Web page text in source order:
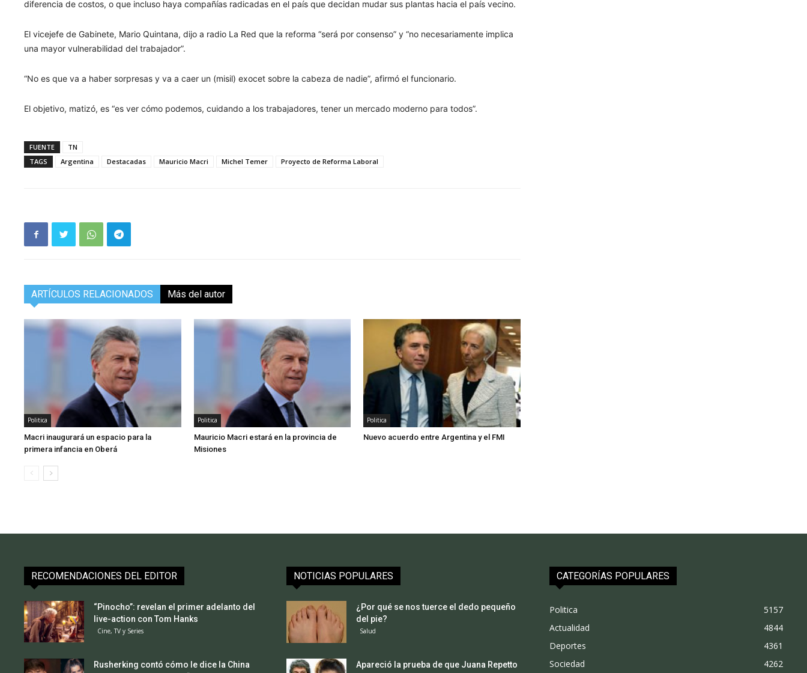
diferencia de costos, o que incluso haya compañías radicadas en el país que decidan mudar sus plantas hacia el país vecino.
El vicejefe de Gabinete, Mario Quintana, dijo a radio La Red que la reforma “será por consenso” y “no necesariamente implica
una mayor vulnerabilidad del trabajador”.
“No es que va a haber sorpresas y va a caer un (misil) exocet sobre la cabeza de nadie”, afirmó el funcionario.
El objetivo, matizó, es “es ver cómo podemos, cuidando a los trabajadores, tener un mercado moderno para todos”.
FUENTE
TN
TAGS
Argentina Destacadas Mauricio Macri Michel Temer Proyecto de Reforma Laboral
ARTÍCULOS RELACIONADOS Más del autor
Politica
Macri inaugurará un espacio para la
primera infancia en Oberá
Politica
Mauricio Macri estará en la provincia de
Misiones
Politica
Nuevo acuerdo entre Argentina y el FMI
RECOMENDACIONES DEL EDITOR
“Pinocho”: revelan el primer adelanto del
live-action con Tom Hanks
Cine, TV y Series
Rusherking contó cómo le dice la China
NOTICIAS POPULARES
¿Por qué se nos tuerce el dedo pequeño
del pie?
Salud
Apareció la prueba de que Juana Repetto
CATEGORÍAS POPULARES
Politica
5157
Actualidad
4844
Deportes
4361
Sociedad
4262